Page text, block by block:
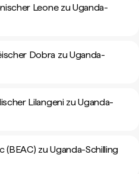
Leone zu Uganda-
Dobra zu Uganda-
Lilangeni zu Uganda-
(BEAC) zu Uganda-Schilling